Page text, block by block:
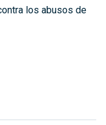
los abusos de